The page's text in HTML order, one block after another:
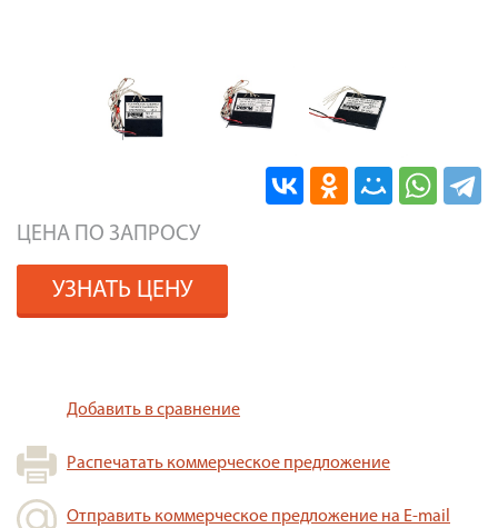
ЦЕНА ПО ЗАПРОСУ
УЗНАТЬ ЦЕНУ
Добавить в сравнение
Распечатать коммерческое предложение
Отправить коммерческое предложение на E-mail